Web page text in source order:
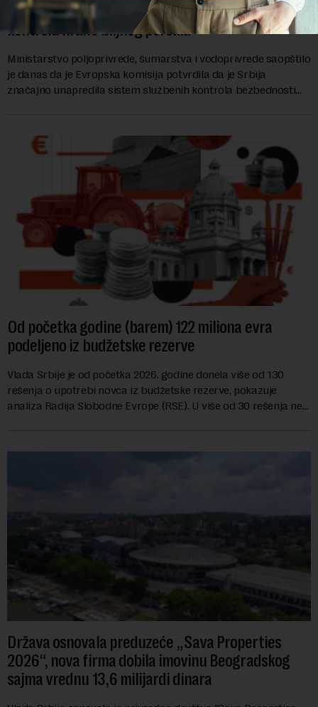
Ministarstvo: EK potvrdila da je Srbija unapredila
kontrolu hrane biljnog porekla
Ministarstvo poljoprivrede, šumarstva i vodoprivrede saopštilo
je danas da je Evropska komisija potvrdila da je Srbija
značajno unapredila sistem službenih kontrola bezbednosti
Od početka godine (barem) 122 miliona evra
podeljeno iz budžetske rezerve
Vlada Srbije je od početka 2026. godine donela više od 130
rešenja o upotrebi novca iz budžetske rezerve, pokazuje
analiza Radija Slobodne Evrope (RSE). U više od 30 rešenja ne
Država osnovala preduzeće „Sava Properties
2026“, nova firma dobila imovinu Beogradskog
sajma vrednu 13,6 milijardi dinara